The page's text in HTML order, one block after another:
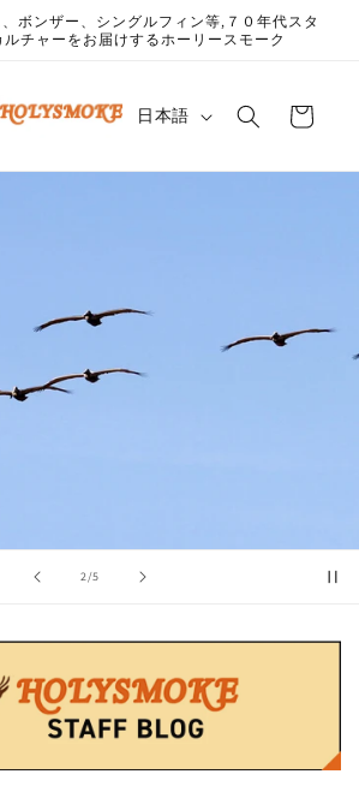
ボンザー、シングルフィン等,７０年代スタ
チャーをお届けするホーリースモーク
言日本語
ー
2/の
5